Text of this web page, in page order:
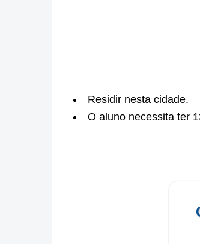
Residir nesta cidade.
O aluno necessita ter